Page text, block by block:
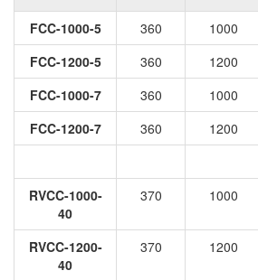
FCC-1000-5
360 1000
FCC-1200-5
360 1200
FCC-1000-7
360 1000
FCC-1200-7
360 1200
RVCC-1000-
40
370 1000
RVCC-1200-
40
370 1200